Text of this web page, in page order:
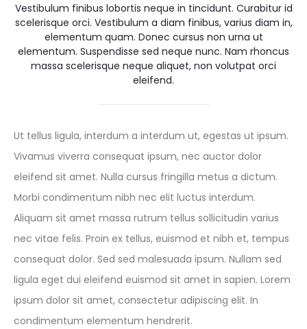
Vestibulum finibus lobortis neque in tincidunt. Curabitur id
scelerisque orci. Vestibulum a diam finibus, varius diam in,
elementum quam. Donec cursus non urna ut
elementum. Suspendisse sed neque nunc. Nam rhoncus
massa scelerisque neque aliquet, non volutpat orci
eleifend.
Ut tellus ligula, interdum a interdum ut, egestas ut ipsum.
Vivamus viverra consequat ipsum, nec auctor dolor
eleifend sit amet. Nulla cursus fringilla metus a dictum.
Morbi condimentum nibh nec elit luctus interdum.
Aliquam sit amet massa rutrum tellus sollicitudin varius
nec vitae felis. Proin ex tellus, euismod et nibh et, tempus
consequat dolor. Sed sed malesuada ipsum. Nullam sed
ligula eget dui eleifend euismod sit amet in sapien. Lorem
ipsum dolor sit amet, consectetur adipiscing elit. In
condimentum elementum hendrerit.